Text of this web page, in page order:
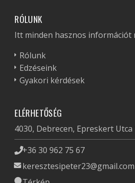
RÓLUNK
Itt minden hasznos információt
Rólunk
Edzéseink
Gyakori kérdések
ELÉRHETŐSÉG
4030, Debrecen, Epreskert Utca
+36 30 962 75 67
keresztesipeter23@gmail.com